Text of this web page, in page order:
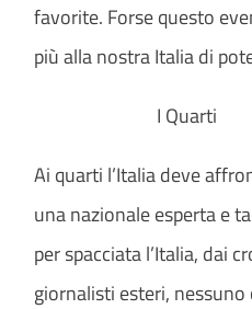
favorite. Forse questo
più alla nostra Italia di
I Quarti
Ai quarti l’Italia deve
una nazionale esperta e
per spacciata l’Italia, dai
giornalisti esteri, nessuno